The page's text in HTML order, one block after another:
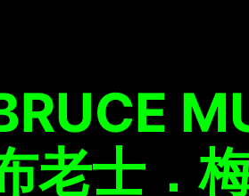
老士．